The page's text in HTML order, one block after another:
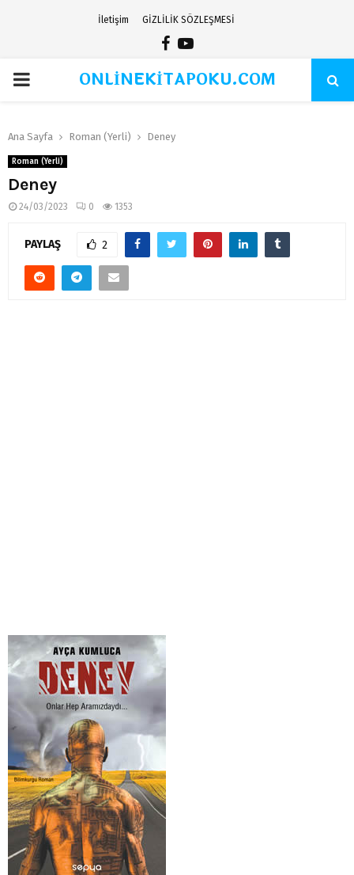
İletişim GİZLİLİK SÖZLEŞMESİ
Facebook
Youtube
PRIMARYONLİNEKİTAPOKU.COM
Ana Sayfa Roman (Yerli) Deney
Roman (Yerli)
Deney
24/03/2023 0 1353
PAYLAŞ 2